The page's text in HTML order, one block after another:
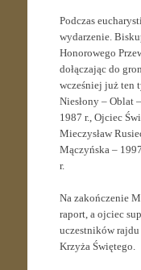
Podczas
wydarzenie.
Honorowego
dołączając do
wcześniej już ten
Niesłony – Oblat
1987 r., Ojciec
Mieczysław
Mączyńska –
r.
Na zakończenie
raport, a ojciec
uczestników rajdu
Krzyża Świętego.